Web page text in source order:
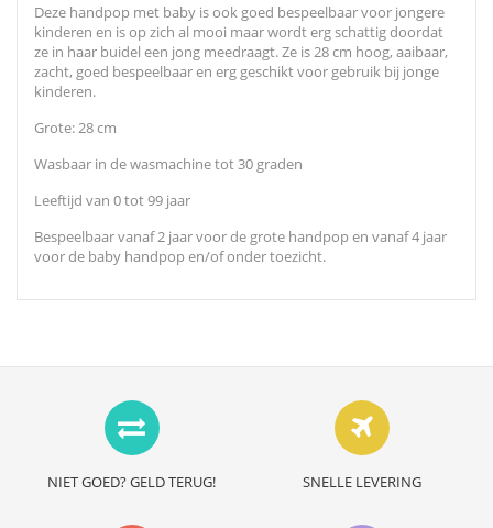
Deze handpop met baby is ook goed bespeelbaar voor jongere
kinderen en is op zich al mooi maar wordt erg schattig doordat
ze in haar buidel een jong meedraagt. Ze is 28 cm hoog, aaibaar,
zacht, goed bespeelbaar en erg geschikt voor gebruik bij jonge
kinderen.
Grote: 28 cm
Wasbaar in de wasmachine tot 30 graden
Leeftijd van 0 tot 99 jaar
Bespeelbaar vanaf 2 jaar voor de grote handpop en vanaf 4 jaar
voor de baby handpop en/of onder toezicht.
NIET GOED? GELD TERUG! SNELLE LEVERING